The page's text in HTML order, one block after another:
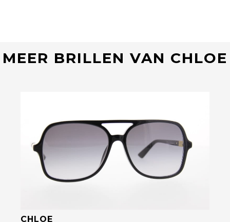
MEER BRILLEN VAN CHLOE
Bekijk deze bril
CHLOE